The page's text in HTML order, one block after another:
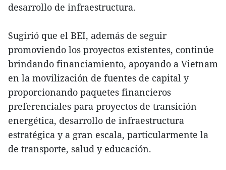
desarrollo de infraestructura.
Sugirió que el BEI, además de seguir
promoviendo los proyectos existentes, continúe
brindando financiamiento, apoyando a Vietnam
en la movilización de fuentes de capital y
proporcionando paquetes financieros
preferenciales para proyectos de transición
energética, desarrollo de infraestructura
estratégica y a gran escala, particularmente la
de transporte, salud y educación.